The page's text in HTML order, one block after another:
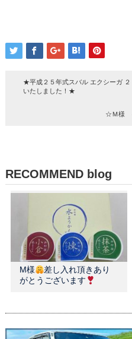
★平成２５年式スバル エクシーガ
いたしました！★
☆Ｍ様
RECOMMEND blog
M様
差し入れ頂きあり
がとうございます